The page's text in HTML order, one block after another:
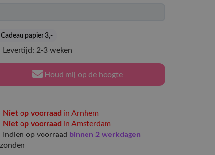
Cadeau papier 3,-
Levertijd: 2-3 weken
Houd mij op de hoogte
Niet op voorraad in Arnhem
Niet op voorraad in Amsterdam
Indien op voorraad binnen 2 werkdagen